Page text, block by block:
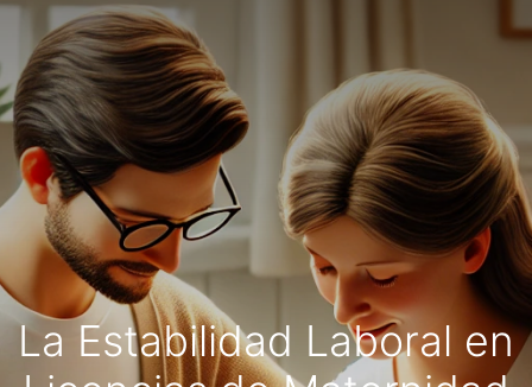
La Estabilidad Laboral en